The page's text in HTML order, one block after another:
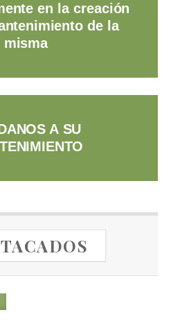
en la creación
de la
misma
A SU